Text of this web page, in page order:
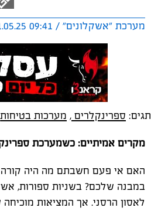
מערכת "אשקלונים" / 09:41 21.05.25
תגים: ספרינקלרים , מערכות בטיחות
מקרים אמיתיים: כשמערכת
האם אי פעם חשבתם מה היה קורה
במבנה שלכם? בשניות ספורות,
לאסון הרסני. אך המציאות